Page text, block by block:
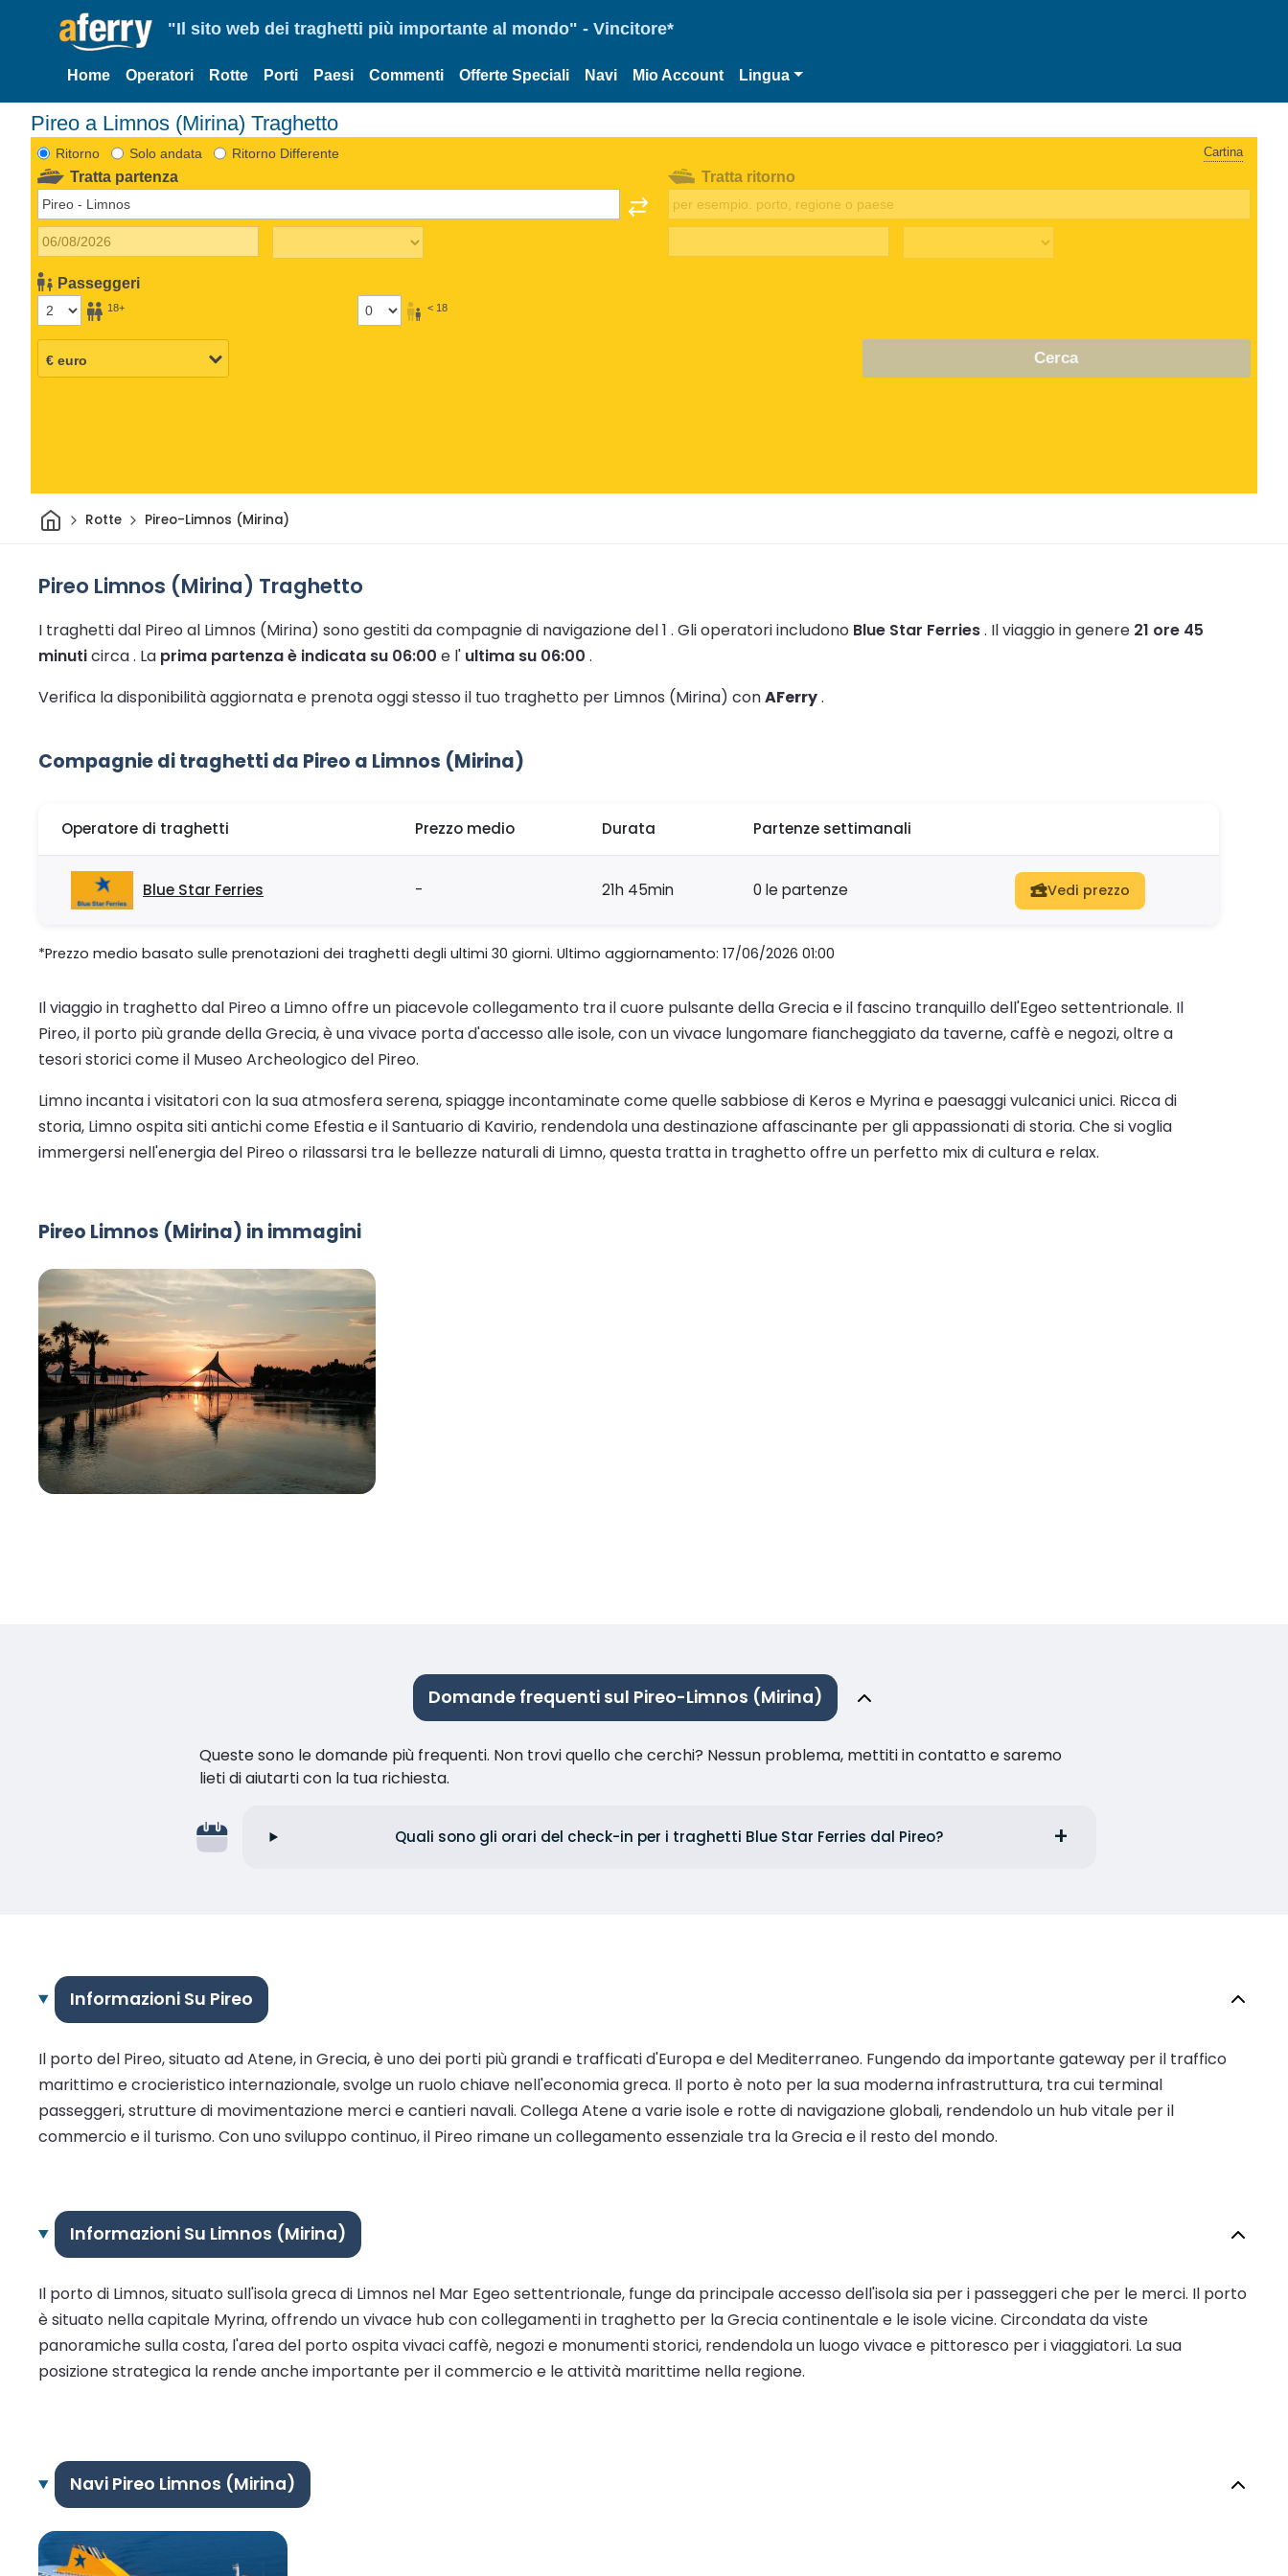
"Il sito web dei traghetti più importante al mondo" - Vincitore*
Home Operatori Rotte Porti Paesi Commenti Offerte Speciali Navi Mio Account Lingua
Pireo a Limnos (Mirina) Traghetto
Ritorno Solo andata Ritorno Differente Cartina
Tratta partenza
Passeggeri
18+ < 18
Tratta ritorno
Cerca
CasaRotte Pireo-Limnos (Mirina)
Pireo Limnos (Mirina) Traghetto
I traghetti dal Pireo al Limnos (Mirina) sono gestiti da compagnie di navigazione del 1 . Gli operatori includono Blue Star Ferries. Il viaggio in genere 21 ore 45
minuticirca . La prima partenza è indicata su 06:00 e l' ultima su 06:00 .
Verifica la disponibilità aggiornata e prenota oggi stesso il tuo traghetto per Limnos (Mirina) conAFerry.
Compagnie di traghetti da Pireo a Limnos (Mirina)
Operatore di traghetti Prezzo medio Durata Partenze settimanali
Blue Star Ferries - 21h 45min 0 le partenze Vedi prezzo
*Prezzo medio basato sulle prenotazioni dei traghetti degli ultimi 30 giorni. Ultimo aggiornamento: 17/06/2026 01:00
Il viaggio in traghetto dal Pireo a Limno offre un piacevole collegamento tra il cuore pulsante della Grecia e il fascino tranquillo dell'Egeo settentrionale. Il
Pireo, il porto più grande della Grecia, è una vivace porta d'accesso alle isole, con un vivace lungomare fiancheggiato da taverne, caffè e negozi, oltre a
tesori storici come il Museo Archeologico del Pireo.
Limno incanta i visitatori con la sua atmosfera serena, spiagge incontaminate come quelle sabbiose di Keros e Myrina e paesaggi vulcanici unici. Ricca di
storia, Limno ospita siti antichi come Efestia e il Santuario di Kavirio, rendendola una destinazione affascinante per gli appassionati di storia. Che si voglia
immergersi nell'energia del Pireo o rilassarsi tra le bellezze naturali di Limno, questa tratta in traghetto offre un perfetto mix di cultura e relax.
Pireo Limnos (Mirina) in immagini
Domande frequenti sul Pireo-Limnos (Mirina)
Queste sono le domande più frequenti. Non trovi quello che cerchi? Nessun problema, mettiti in contatto e saremo
lieti di aiutarti con la tua richiesta.
Quali sono gli orari del check-in per i traghetti Blue Star Ferries dal Pireo?
Informazioni Su Pireo
Il porto del Pireo, situato ad Atene, in Grecia, è uno dei porti più grandi e trafficati d'Europa e del Mediterraneo. Fungendo da importante gateway per il traffico
marittimo e crocieristico internazionale, svolge un ruolo chiave nell'economia greca. Il porto è noto per la sua moderna infrastruttura, tra cui terminal
passeggeri, strutture di movimentazione merci e cantieri navali. Collega Atene a varie isole e rotte di navigazione globali, rendendolo un hub vitale per il
commercio e il turismo. Con uno sviluppo continuo, il Pireo rimane un collegamento essenziale tra la Grecia e il resto del mondo.
Informazioni Su Limnos (Mirina)
Il porto di Limnos, situato sull'isola greca di Limnos nel Mar Egeo settentrionale, funge da principale accesso dell'isola sia per i passeggeri che per le merci. Il porto
è situato nella capitale Myrina, offrendo un vivace hub con collegamenti in traghetto per la Grecia continentale e le isole vicine. Circondata da viste
panoramiche sulla costa, l'area del porto ospita vivaci caffè, negozi e monumenti storici, rendendola un luogo vivace e pittoresco per i viaggiatori. La sua
posizione strategica la rende anche importante per il commercio e le attività marittime nella regione.
Navi Pireo Limnos (Mirina)